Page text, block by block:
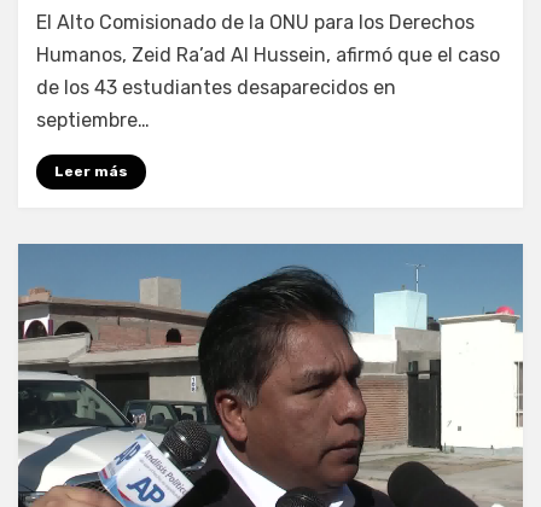
por Enrique
El Alto Comisionado de la ONU para los Derechos
Humanos, Zeid Ra’ad Al Hussein, afirmó que el caso
de los 43 estudiantes desaparecidos en
septiembre…
Leer más